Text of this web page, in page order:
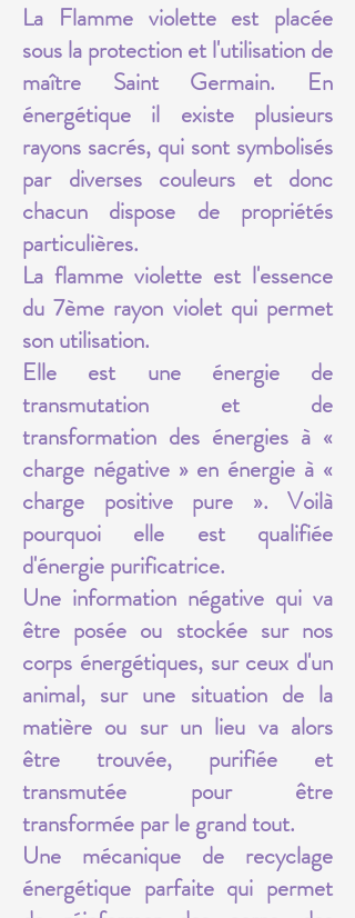
La Flamme violette est placée
sous la protection et l'utilisation de
maître Saint Germain. En
énergétique il existe plusieurs
rayons sacrés, qui sont symbolisés
par diverses couleurs et donc
chacun dispose de propriétés
particulières.
La flamme violette est l'essence
du 7ème rayon violet qui permet
son utilisation.
Elle est une énergie de
transmutation et de
transformation des énergies à «
charge négative » en énergie à «
charge positive pure ». Voilà
pourquoi elle est qualifiée
d'énergie purificatrice.
Une information négative qui va
être posée ou stockée sur nos
corps énergétiques, sur ceux d'un
animal, sur une situation de la
matière ou sur un lieu va alors
être trouvée, purifiée et
transmutée pour être
transformée par le grand tout.
Une mécanique de recyclage
énergétique parfaite qui permet